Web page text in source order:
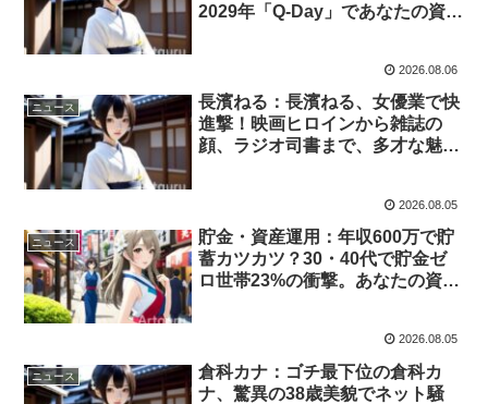
2029年「Q-Day」であなたの資産
2026.08.06
ニュース
長濱ねる：長濱ねる、女優業で快
進撃！映画ヒロインから雑誌の
顔、ラジオ司書まで、多才な魅力
2026.08.05
ニュース
貯金・資産運用：年収600万で貯
蓄カツカツ？30・40代で貯金ゼ
ロ世帯23%の衝撃。あなたの資
2026.08.05
ニュース
倉科カナ：ゴチ最下位の倉科カ
ナ、驚異の38歳美貌でネット騒